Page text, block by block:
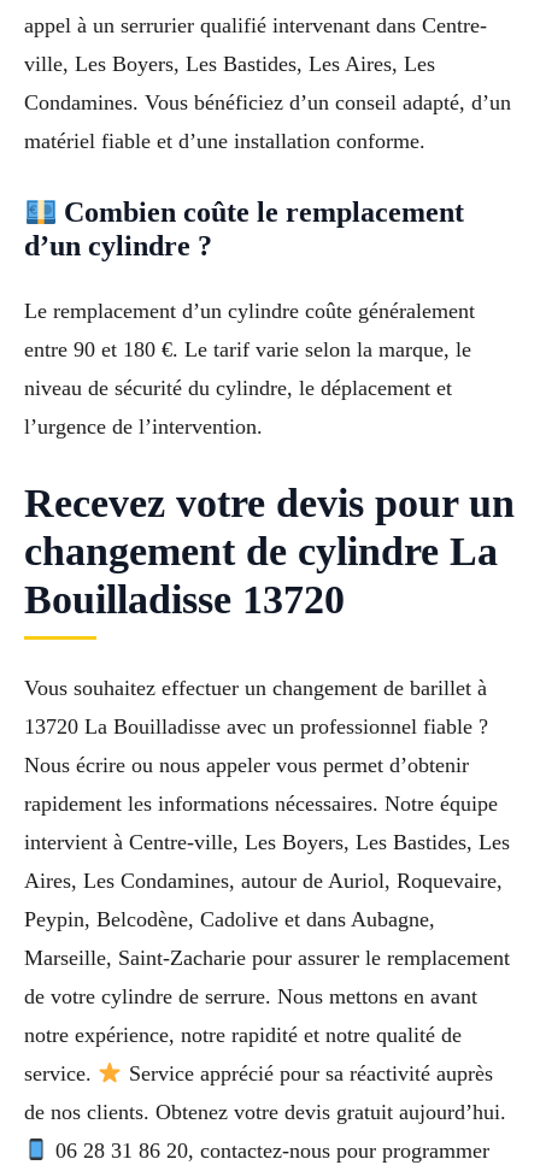
appel à un serrurier qualifié intervenant dans Centre-
ville, Les Boyers, Les Bastides, Les Aires, Les
Condamines. Vous bénéficiez d’un conseil adapté, d’un
matériel fiable et d’une installation conforme.
Combien coûte le remplacement
d’un cylindre ?
Le remplacement d’un cylindre coûte généralement
entre 90 et 180 €. Le tarif varie selon la marque, le
niveau de sécurité du cylindre, le déplacement et
l’urgence de l’intervention.
Recevez votre devis pour un
changement de cylindre La
Bouilladisse 13720
Vous souhaitez effectuer un changement de barillet à
13720 La Bouilladisse avec un professionnel fiable ?
Nous écrire ou nous appeler vous permet d’obtenir
rapidement les informations nécessaires. Notre équipe
intervient à Centre-ville, Les Boyers, Les Bastides, Les
Aires, Les Condamines, autour de Auriol, Roquevaire,
Peypin, Belcodène, Cadolive et dans Aubagne,
Marseille, Saint-Zacharie pour assurer le remplacement
de votre cylindre de serrure. Nous mettons en avant
notre expérience, notre rapidité et notre qualité de
service.
Service apprécié pour sa réactivité auprès
de nos clients. Obtenez votre devis gratuit aujourd’hui.
06 28 31 86 20, contactez-nous pour programmer